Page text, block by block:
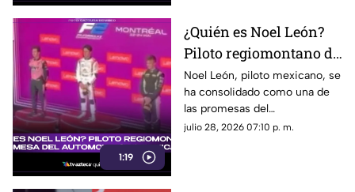
1:19
¿Quién es Noel León?
Piloto regiomontano de
21 años y promesa del
automovilismo
mexicano con Campos
Racing
Noel León, piloto mexicano, se
ha consolidado como una de
las promesas del
automovilismo nacional al
julio 28, 2026 07:10 p. m.